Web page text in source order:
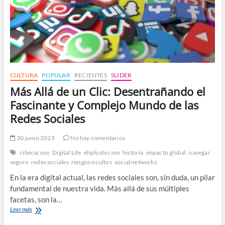
CULTURA POPULAR RECIENTES SLIDER
Más Allá de un Clic: Desentrañando el
Fascinante y Complejo Mundo de las
Redes Sociales
30 junio 2025
No hay comentarios
ciberacoso Digital Life ehplustv.com historia impacto global navegar
seguro redes sociales riesgos ocultos social networks
En la era digital actual, las redes sociales son, sin duda, un pilar
fundamental de nuestra vida. Más allá de sus múltiples
facetas, son la…
Leer másMás